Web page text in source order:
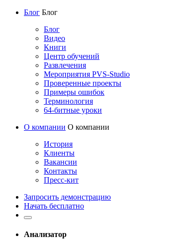
Блог Блог
Блог
Видео
Книги
Центр обучений
Развлечения
Мероприятия PVS-Studio
Проверенные проекты
Примеры ошибок
Терминология
64-битные уроки
О компании О компании
История
Клиенты
Вакансии
Контакты
Пресс-кит
Запросить демонстрацию
Начать бесплатно
Анализатор